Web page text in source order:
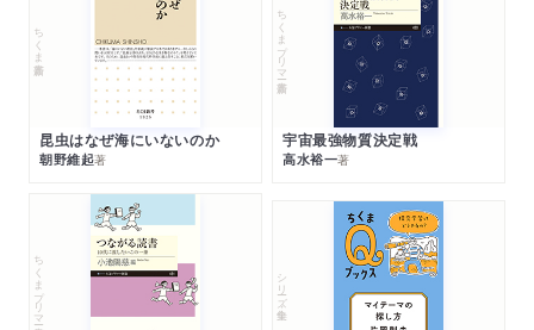
ちくま新書
昆虫はなぜ海にいないのか
朝野維起著
ちくまプリマー新書
宇宙最強物質決定戦
高水裕一著
ちくまプリマー新書 シリーズ・全集